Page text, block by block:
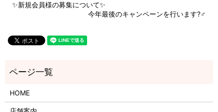
✨新規会員様の募集について✨
今年最後のキャンペーンを行います?‍♂️
HOME